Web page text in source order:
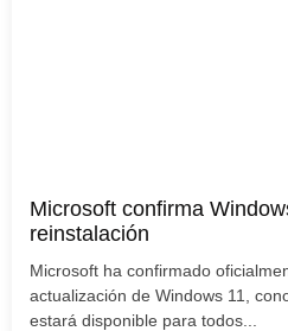
Microsoft confirma
reinstalación
Microsoft ha confirmado
actualización de Windows 11,
estará disponible para todos...